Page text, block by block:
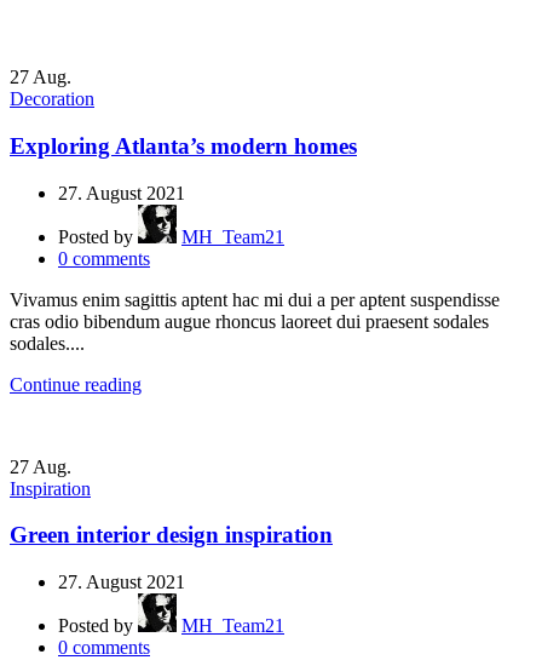
27 Aug.
Decoration
Exploring Atlanta’s modern homes
27. August 2021
Posted by
MH_Team21
0 comments
Vivamus enim sagittis aptent hac mi dui a per aptent suspendisse
cras odio bibendum augue rhoncus laoreet dui praesent sodales
sodales....
Continue reading
27 Aug.
Inspiration
Green interior design inspiration
27. August 2021
Posted by
MH_Team21
0 comments